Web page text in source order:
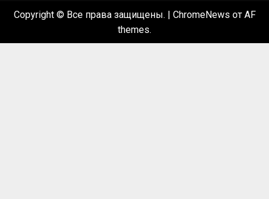
Copyright © Все права защищены. ChromeNews от AF
themes.